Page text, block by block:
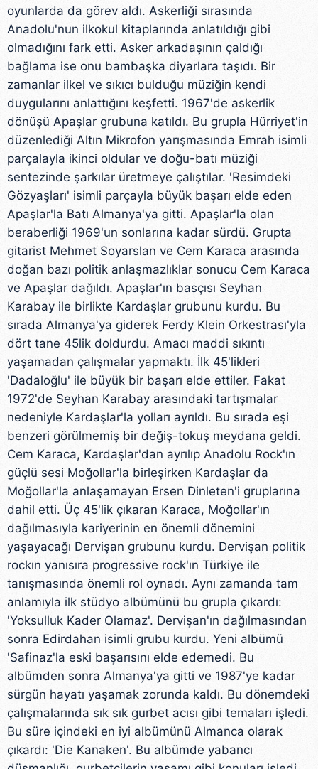
oyunlarda da görev aldı. Askerliği sırasında
Anadolu'nun ilkokul kitaplarında anlatıldığı gibi
olmadığını fark etti. Asker arkadaşının çaldığı
bağlama ise onu bambaşka diyarlara taşıdı. Bir
zamanlar ilkel ve sıkıcı bulduğu müziğin kendi
duygularını anlattığını keşfetti. 1967'de askerlik
dönüşü Apaşlar grubuna katıldı. Bu grupla Hürriyet'in
düzenlediği Altın Mikrofon yarışmasında Emrah isimli
parçalayla ikinci oldular ve doğu-batı müziği
sentezinde şarkılar üretmeye çalıştılar. 'Resimdeki
Gözyaşları' isimli parçayla büyük başarı elde eden
Apaşlar'la Batı Almanya'ya gitti. Apaşlar'la olan
beraberliği 1969'un sonlarına kadar sürdü. Grupta
gitarist Mehmet Soyarslan ve Cem Karaca arasında
doğan bazı politik anlaşmazlıklar sonucu Cem Karaca
ve Apaşlar dağıldı. Apaşlar'ın basçısı Seyhan
Karabay ile birlikte Kardaşlar grubunu kurdu. Bu
sırada Almanya'ya giderek Ferdy Klein Orkestrası'yla
dört tane 45lik doldurdu. Amacı maddi sıkıntı
yaşamadan çalışmalar yapmaktı. İlk 45'likleri
'Dadaloğlu' ile büyük bir başarı elde ettiler. Fakat
1972'de Seyhan Karabay arasındaki tartışmalar
nedeniyle Kardaşlar'la yolları ayrıldı. Bu sırada eşi
benzeri görülmemiş bir değiş-tokuş meydana geldi.
Cem Karaca, Kardaşlar'dan ayrılıp Anadolu Rock'ın
güçlü sesi Moğollar'la birleşirken Kardaşlar da
Moğollar'la anlaşamayan Ersen Dinleten'i gruplarına
dahil etti. Üç 45'lik çıkaran Karaca, Moğollar'ın
dağılmasıyla kariyerinin en önemli dönemini
yaşayacağı Dervişan grubunu kurdu. Dervişan politik
rockın yanısıra progressive rock'ın Türkiye ile
tanışmasında önemli rol oynadı. Aynı zamanda tam
anlamıyla ilk stüdyo albümünü bu grupla çıkardı:
'Yoksulluk Kader Olamaz'. Dervişan'ın dağılmasından
sonra Edirdahan isimli grubu kurdu. Yeni albümü
'Safinaz'la eski başarısını elde edemedi. Bu
albümden sonra Almanya'ya gitti ve 1987'ye kadar
sürgün hayatı yaşamak zorunda kaldı. Bu dönemdeki
çalışmalarında sık sık gurbet acısı gibi temaları işledi.
Bu süre içindeki en iyi albümünü Almanca olarak
çıkardı: 'Die Kanaken'. Bu albümde yabancı